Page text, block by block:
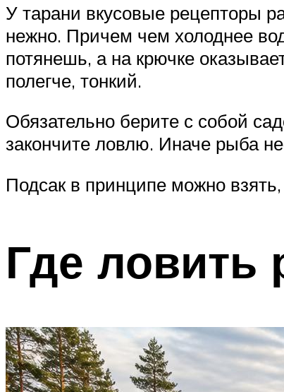
У тарани вкусовые рецепторы
нежно. Причем чем холоднее
потянешь, а на крючке
полегче, тонкий.
Обязательно берите с собой
закончите ловлю. Иначе рыба
Подсак в принципе можно
Где ловить